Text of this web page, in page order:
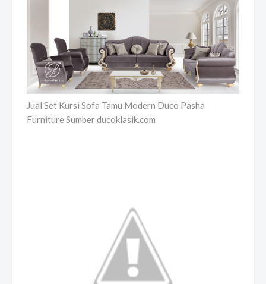
Jual Set Kursi Sofa Tamu Modern Duco Pasha
Furniture Sumber ducoklasik.com